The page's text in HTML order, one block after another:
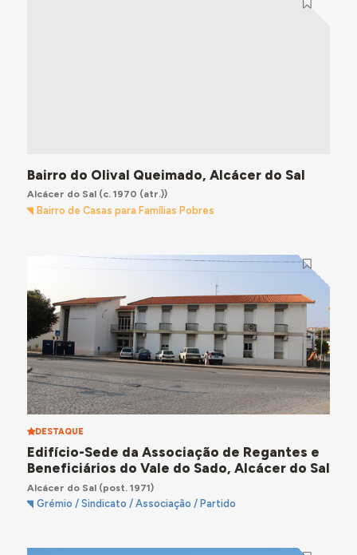
Bairro do Olival Queimado, Alcácer do Sal
Alcácer do Sal(c. 1970 (atr.))
Bairro de Casas para Famílias Pobres
DESTAQUE
Edifício-Sede da Associação de Regantes e
Beneficiários do Vale do Sado, Alcácer do Sal
Alcácer do Sal(post. 1971)
Grémio / Sindicato / Associação / Partido